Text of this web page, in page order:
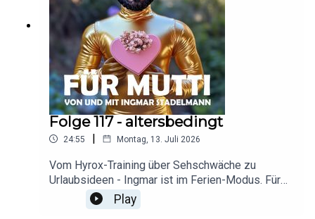
Folge 117 - altersbedingt
24:55 | Montag, 13. Juli 2026
Vom Hyrox-Training über Sehschwäche zu
Urlaubsideen - Ingmar ist im Ferien-Modus. Für
Play